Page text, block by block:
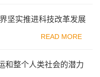
坚实推进科技改革发展
READ MORE
和整个人类社会的潜力